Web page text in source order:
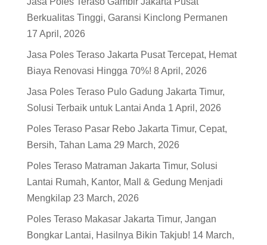
Berkualitas Tinggi, Garansi Kinclong Permanen
17 April, 2026
Jasa Poles Teraso Jakarta Pusat Tercepat, Hemat
Biaya Renovasi Hingga 70%! 8 April, 2026
Jasa Poles Teraso Pulo Gadung Jakarta Timur,
Solusi Terbaik untuk Lantai Anda 1 April, 2026
Poles Teraso Pasar Rebo Jakarta Timur, Cepat,
Bersih, Tahan Lama 29 March, 2026
Poles Teraso Matraman Jakarta Timur, Solusi
Lantai Rumah, Kantor, Mall & Gedung Menjadi
Mengkilap 23 March, 2026
Poles Teraso Makasar Jakarta Timur, Jangan
Bongkar Lantai, Hasilnya Bikin Takjub! 14 March,